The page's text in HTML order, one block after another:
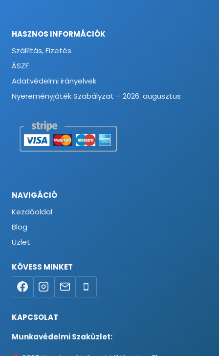
HASZNOS INFORMÁCIÓK
Szállítás, Fizetés
ÁSZF
Adatvédelmi irányelvek
Nyereményjáték Szabályzat – 2026. augusztus
NAVIGÁCIÓ
Kezdőoldal
Blog
Üzlet
KÖVESS MINKET
KAPCSOLAT
Munkavédelmi Szaküzlet: